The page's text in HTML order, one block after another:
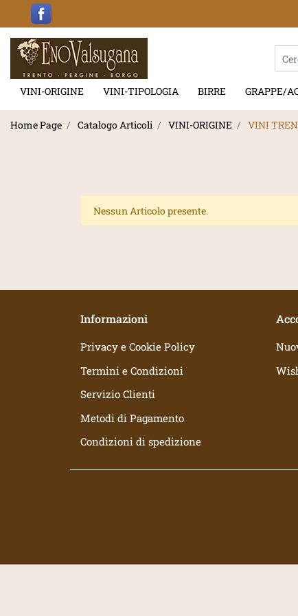
VINI-ORIGINE VINI-TIPOLOGIA BIRRE GRAPPE/
La
Home Page Catalogo Articoli VINI-ORIGINE VINI
Nessun Articolo presente.
Informazioni
Privacy e Cookie Policy
Termini e Condizioni
Servizio Clienti
Metodi di Pagamento
Condizioni di spedizione